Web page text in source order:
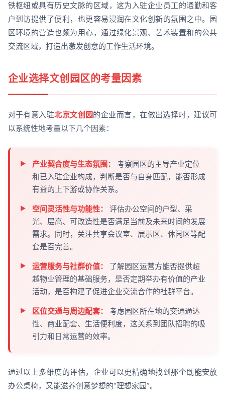
铁枢纽或具有历史文脉的区域，这为入驻企业员工的通勤和客
户到访提供了便利，也更容易浸润在文化创新的氛围之中。园
区环境的营造也颇为用心，通过绿化景观、艺术装置和的公共
交流区域，打造出激发创意的工作生活环境。
企业选择文创园区的考量因素
对于有意入驻北京文创园的企业而言，在做出选择时，建议可
以系统性地考量以下几个因素：
产业契合度与生态氛围：
考察园区的主导产业定位
和已入驻企业构成，判断是否与自身匹配，能否形成
有益的上下游或协作关系。
空间灵活性与功能性：
评估办公空间的户型、采
光、层高、可改造性是否满足当前及未来时间的发展
需求。同时，关注共享会议室、展示区、休闲区等配
套是否完善。
运营服务与社群价值：
了解园区运营方能否提供超
越物业管理的基础服务，是否定期举办有价值的产业
活动，是否构建了促进企业交流合作的社群平台。
区位交通与周边配套：
考虑园区所在地的交通通达
性、商业配套、生活便利度，这关系到团队招聘的吸
引力和日常运营的效率。
通过以上多维度的评估，企业可以更精确地找到那个既能安放
办公桌椅，又能滋养创意梦想的“理想家园”。